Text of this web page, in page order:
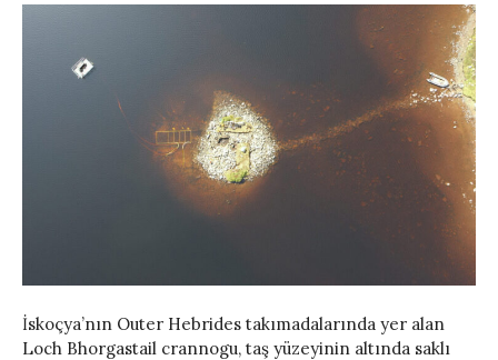
İskoçya’nın Outer Hebrides takımadalarında yer alan
Loch Bhorgastail crannogu, taş yüzeyinin altında saklı